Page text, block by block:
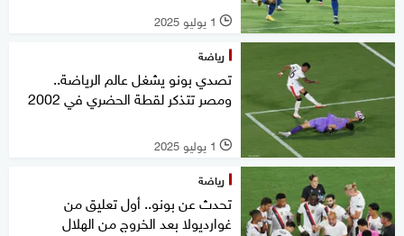
l 1 يوليو 2025
رياضة
تصدي بونو يشغل عالم الرياضة..
ومصر تتذكر لقطة الحضري في 2002
l 1 يوليو 2025
رياضة
تحدث عن بونو.. أول تعليق من
غوارديولا بعد الخروج من الهلال